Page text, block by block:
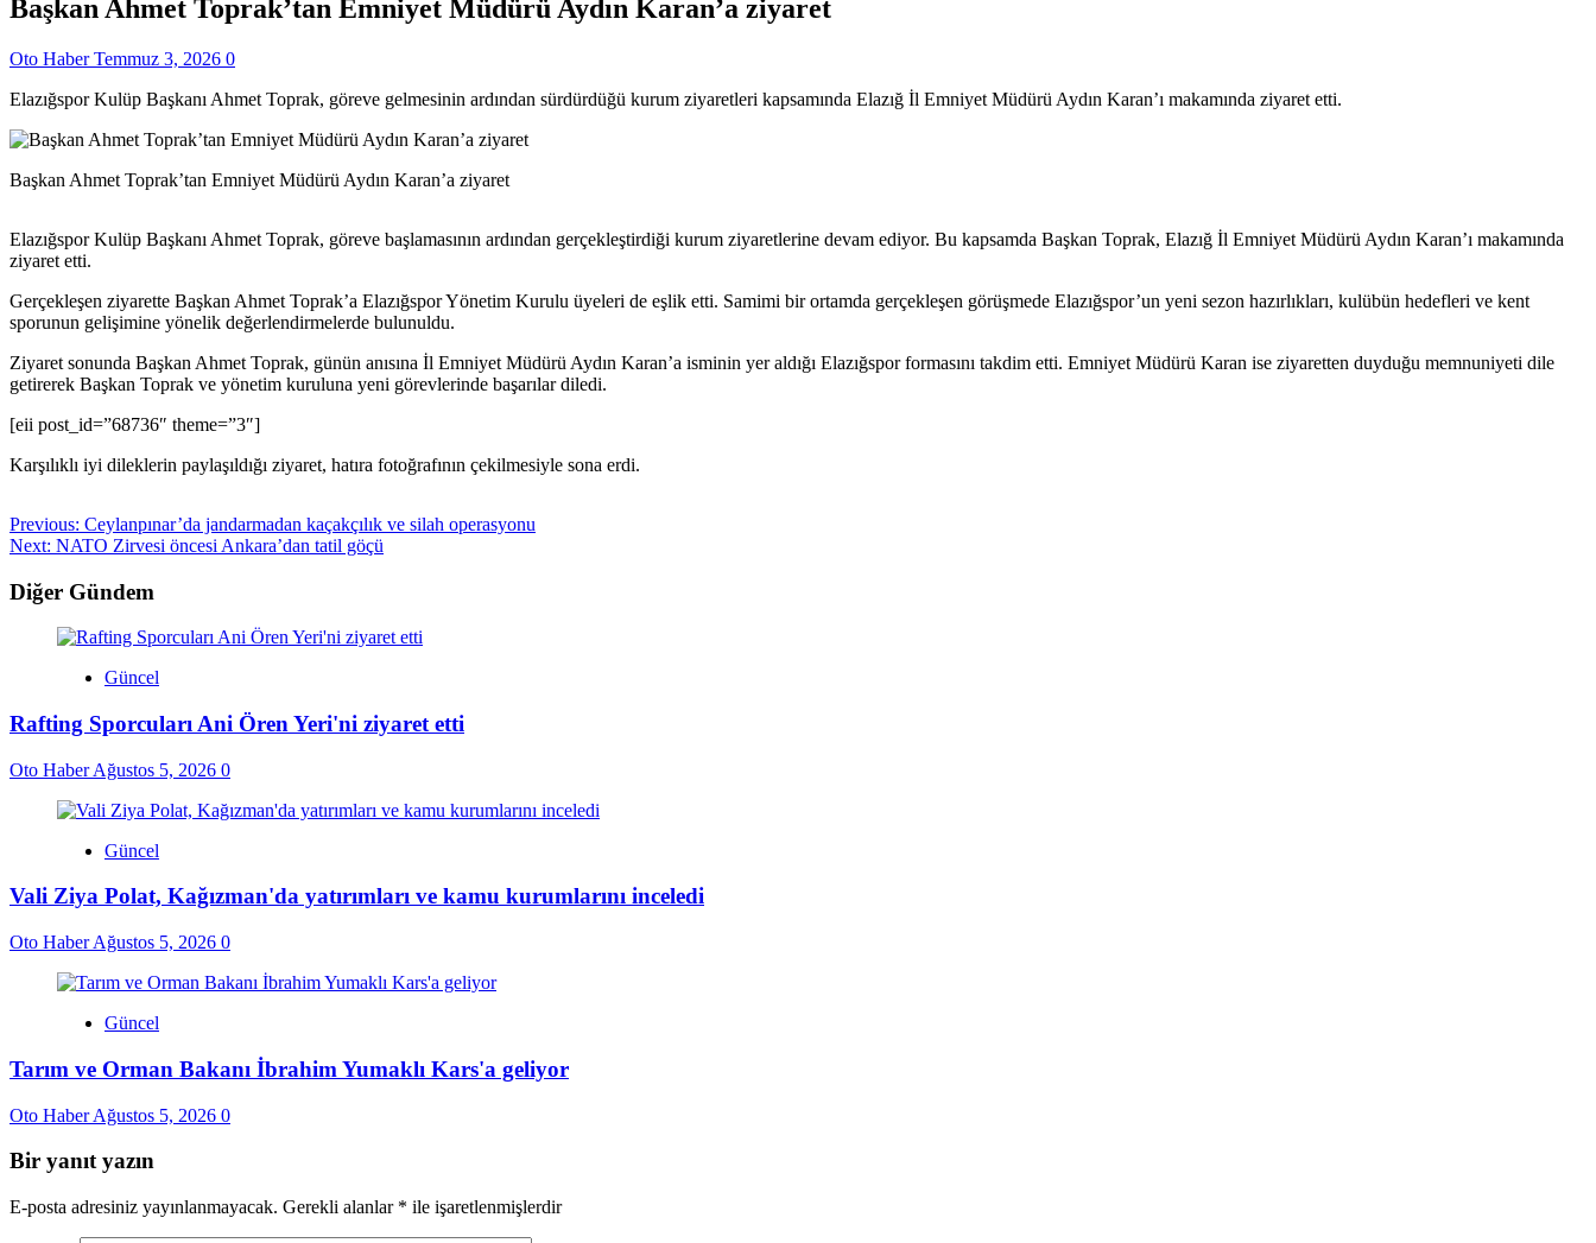
Başkan Ahmet Toprak’tan Emniyet Müdürü Aydın Karan’a ziyaret
Oto HaberTemmuz 3, 2026 0
Elazığspor Kulüp Başkanı Ahmet Toprak, göreve gelmesinin ardından sürdürdüğü kurum ziyaretleri kapsamında Elazığ İl Emniyet Müdürü Aydın Karan’ı makamında ziyaret etti.
Başkan Ahmet Toprak’tan Emniyet Müdürü Aydın Karan’a ziyaret
Elazığspor Kulüp Başkanı Ahmet Toprak, göreve başlamasının ardından gerçekleştirdiği kurum ziyaretlerine devam ediyor. Bu kapsamda Başkan Toprak, Elazığ İl Emniyet Müdürü Aydın Karan’ı makamında
ziyaret etti.
Gerçekleşen ziyarette Başkan Ahmet Toprak’a Elazığspor Yönetim Kurulu üyeleri de eşlik etti. Samimi bir ortamda gerçekleşen görüşmede Elazığspor’un yeni sezon hazırlıkları, kulübün hedefleri ve kent
sporunun gelişimine yönelik değerlendirmelerde bulunuldu.
Ziyaret sonunda Başkan Ahmet Toprak, günün anısına İl Emniyet Müdürü Aydın Karan’a isminin yer aldığı Elazığspor formasını takdim etti. Emniyet Müdürü Karan ise ziyaretten duyduğu memnuniyeti dile
getirerek Başkan Toprak ve yönetim kuruluna yeni görevlerinde başarılar diledi.
[eii post_id=”68736″ theme=”3″]
Karşılıklı iyi dileklerin paylaşıldığı ziyaret, hatıra fotoğrafının çekilmesiyle sona erdi.
Previous: Ceylanpınar’da jandarmadan kaçakçılık ve silah operasyonu
Next: NATO Zirvesi öncesi Ankara’dan tatil göçü
Diğer Gündem
Güncel
Rafting Sporcuları Ani Ören Yeri'ni ziyaret etti
Oto HaberAğustos 5, 2026 0
Güncel
Vali Ziya Polat, Kağızman'da yatırımları ve kamu kurumlarını inceledi
Oto HaberAğustos 5, 2026 0
Güncel
Tarım ve Orman Bakanı İbrahim Yumaklı Kars'a geliyor
Oto HaberAğustos 5, 2026 0
Bir yanıt yazın
E-posta adresiniz yayınlanmayacak. Gerekli alanlar * ile işaretlenmişlerdir